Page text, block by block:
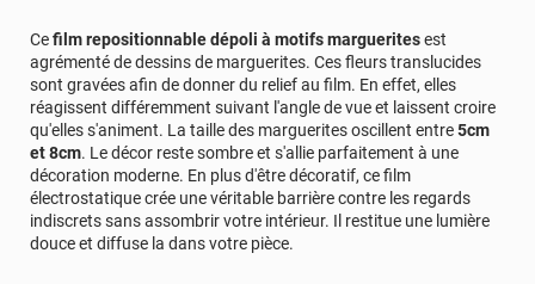
Cefilm repositionnable dépoli à motifs margueritesest
agrémenté de dessins de marguerites. Ces fleurs translucides
sont gravées afin de donner du relief au film. En effet, elles
réagissent différemment suivant l'angle de vue et laissent croire
qu'elles s'animent. La taille des marguerites oscillent entre5cm
et 8cm. Le décor reste sombre et s'allie parfaitement à une
décoration moderne. En plus d'être décoratif, ce film
électrostatique crée une véritable barrière contre les regards
indiscrets sans assombrir votre intérieur. Il restitue une lumière
douce et diffuse la dans votre pièce.